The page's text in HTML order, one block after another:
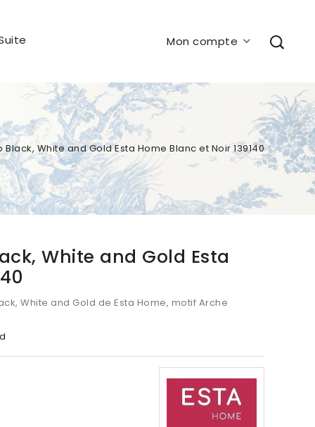
Mon compte
White and Gold Esta Home Blanc et Noir 139140
White and Gold Esta
White and Gold de Esta Home, motif Arche